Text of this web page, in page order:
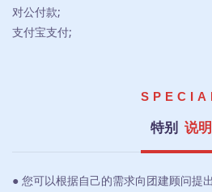
对公付款;
支付宝支付;
特别 说明
● 您可以根据自己的需求向团建顾问提